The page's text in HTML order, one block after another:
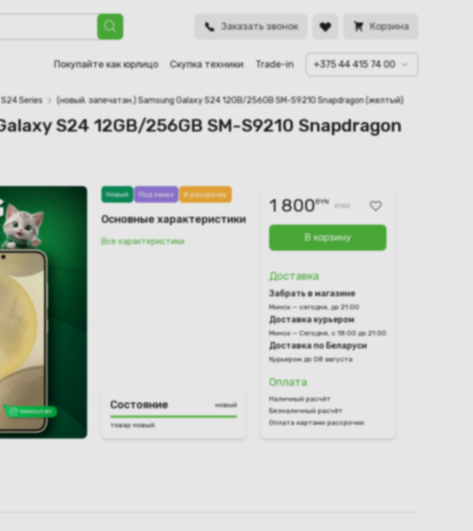
Заказать звонок Корзина
Покупайте как юрлицо Скупка техники Trade-in +375 44 415 74 00
SM-S9210 Snapdragon (желтый)
S24 Series (новый. запечатан.) Samsung Galaxy S24 12GB/256GB SM-S9210 Snapdragon (желтый)
S24 12GB/256GB SM-S9210 Snapdragon
Новый Под заказ В рассрочку
Основные характеристики
Все характеристики
Состояние новый
товар новый.
1 800BYN 2160
В корзину
Доставка
Забрать в магазине
Минск — сегодня, до 21:00
Доставка курьером
Минск — Сегодня, с 18:00 до 21:00
Доставка по Беларуси
Курьером до 08 августа
Оплата
Наличный расчёт
Безналичный расчёт
Оплата картами рассрочки